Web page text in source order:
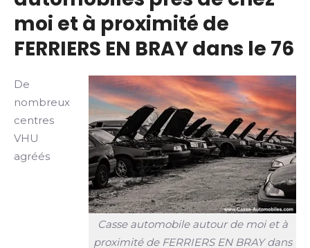
moi et à proximité de
FERRIERS EN BRAY dans le 76
Casse automobile autour de moi et à
proximité de FERRIERS EN BRAY dans
De
nombreux
centres
VHU
agréés